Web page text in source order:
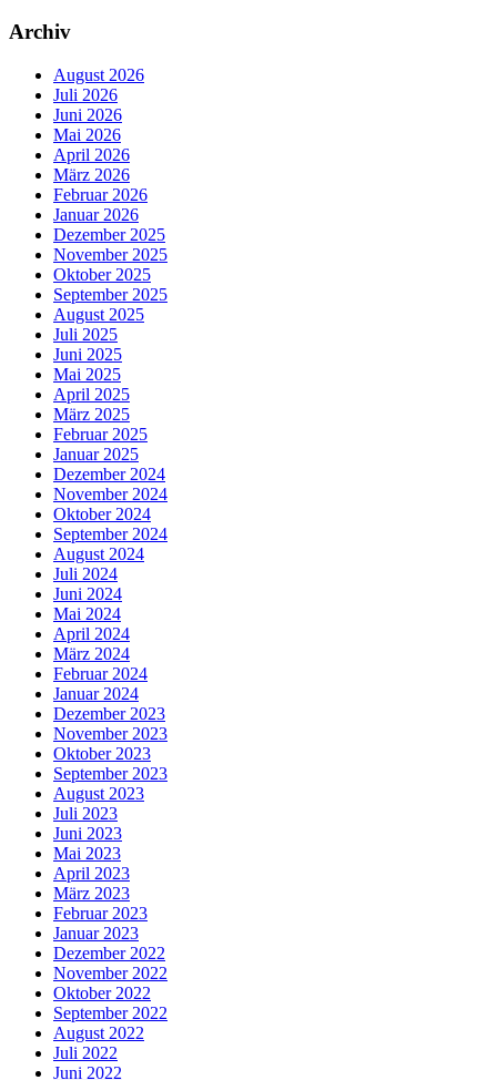
Archiv
August 2026
Juli 2026
Juni 2026
Mai 2026
April 2026
März 2026
Februar 2026
Januar 2026
Dezember 2025
November 2025
Oktober 2025
September 2025
August 2025
Juli 2025
Juni 2025
Mai 2025
April 2025
März 2025
Februar 2025
Januar 2025
Dezember 2024
November 2024
Oktober 2024
September 2024
August 2024
Juli 2024
Juni 2024
Mai 2024
April 2024
März 2024
Februar 2024
Januar 2024
Dezember 2023
November 2023
Oktober 2023
September 2023
August 2023
Juli 2023
Juni 2023
Mai 2023
April 2023
März 2023
Februar 2023
Januar 2023
Dezember 2022
November 2022
Oktober 2022
September 2022
August 2022
Juli 2022
Juni 2022